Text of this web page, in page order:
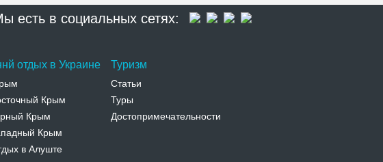
есть в социальных сетях:
отдых в Украине
Крым
Крым
Крым
в Алуште
Туризм
Статьи
Туры
Достопримечательности